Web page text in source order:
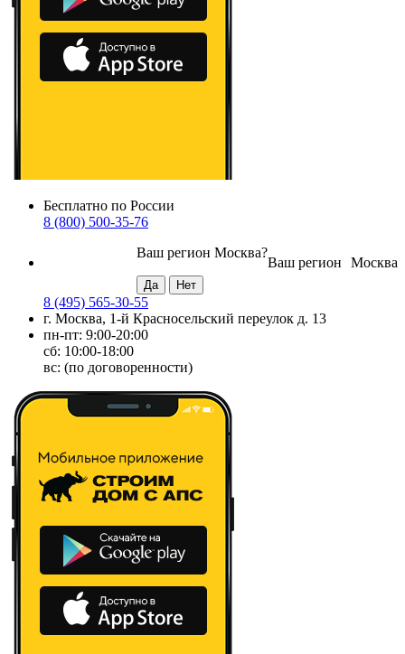
Бесплатно по России
8 (800) 500-35-76
Москва
Ваш регион
Ваш регион Москва?
8 (495) 565-30-55
г. Москва, 1-й Красносельский переулок д. 13
пн-пт: 9:00-20:00
сб: 10:00-18:00
вс: (по договоренности)